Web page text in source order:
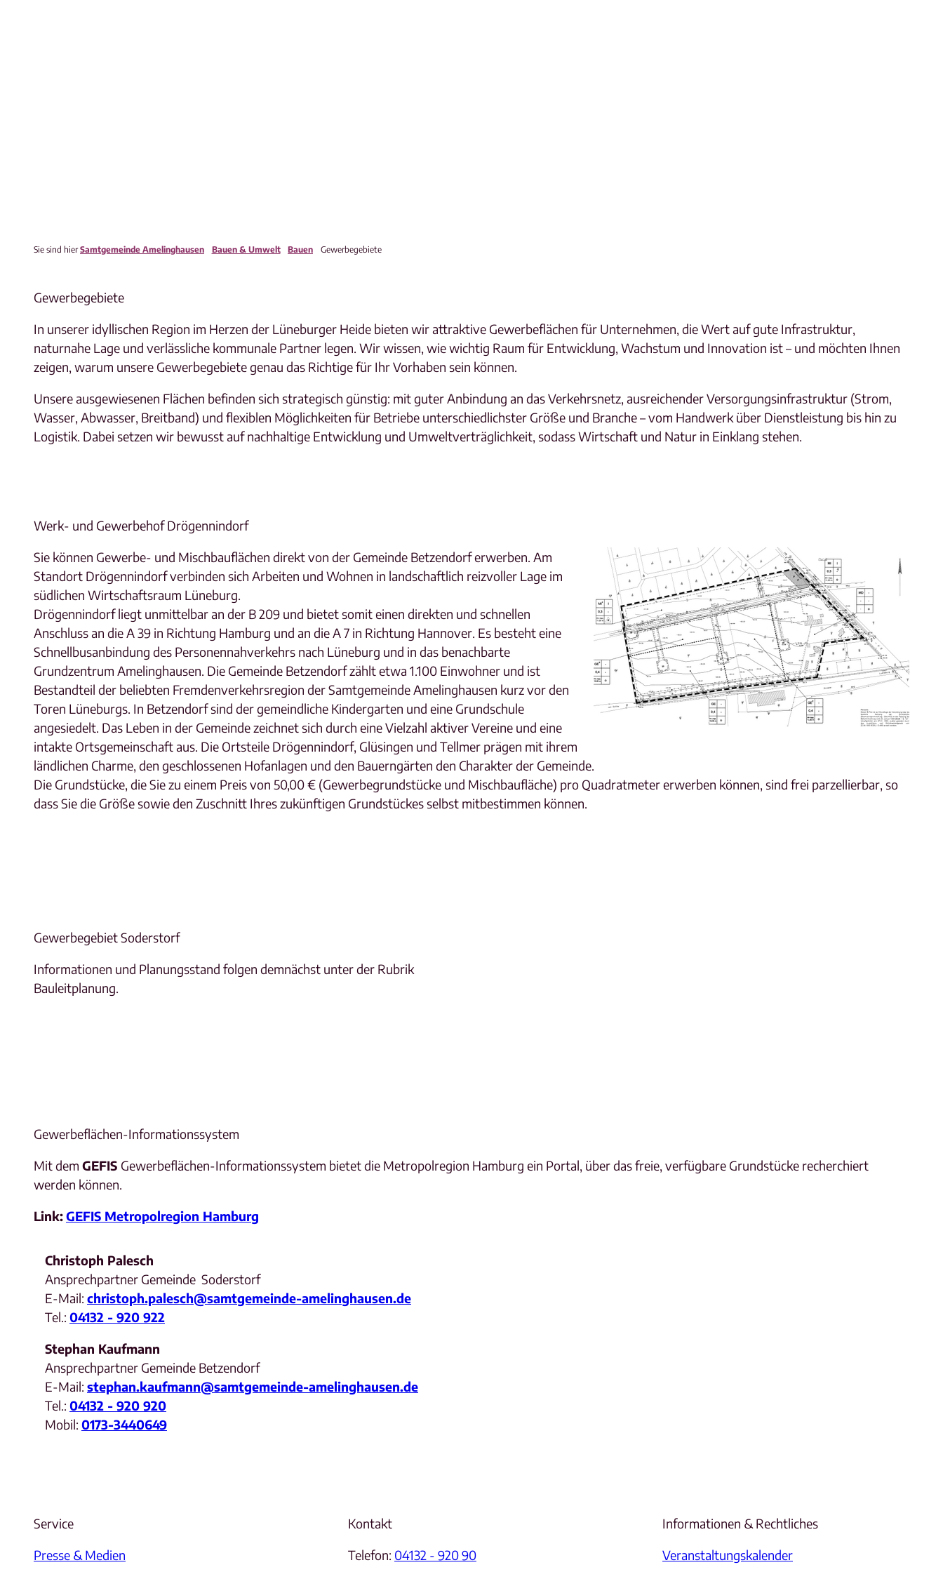
Sie sind hierSamtgemeinde Amelinghausen Bauen & Umwelt Bauen Gewerbegebiete
Gewerbegebiete
In unserer idyllischen Region im Herzen der Lüneburger Heide bieten wir attraktive Gewerbeflächen für Unternehmen, die Wert auf gute Infrastruktur,
naturnahe Lage und verlässliche kommunale Partner legen. Wir wissen, wie wichtig Raum für Entwicklung, Wachstum und Innovation ist – und möchten Ihnen
zeigen, warum unsere Gewerbegebiete genau das Richtige für Ihr Vorhaben sein können.
Unsere ausgewiesenen Flächen befinden sich strategisch günstig: mit guter Anbindung an das Verkehrsnetz, ausreichender Versorgungsinfrastruktur (Strom,
Wasser, Abwasser, Breitband) und flexiblen Möglichkeiten für Betriebe unterschiedlichster Größe und Branche – vom Handwerk über Dienstleistung bis hin zu
Logistik. Dabei setzen wir bewusst auf nachhaltige Entwicklung und Umweltverträglichkeit, sodass Wirtschaft und Natur in Einklang stehen.
Werk- und Gewerbehof Drögennindorf
Sie können Gewerbe- und Mischbauflächen direkt von der Gemeinde Betzendorf erwerben. Am
Standort Drögennindorf verbinden sich Arbeiten und Wohnen in landschaftlich reizvoller Lage im
südlichen Wirtschaftsraum Lüneburg.
Drögennindorf liegt unmittelbar an der B 209 und bietet somit einen direkten und schnellen
Anschluss an die A 39 in Richtung Hamburg und an die A 7 in Richtung Hannover. Es besteht eine
Schnellbusanbindung des Personennahverkehrs nach Lüneburg und in das benachbarte
Grundzentrum Amelinghausen. Die Gemeinde Betzendorf zählt etwa 1.100 Einwohner und ist
Bestandteil der beliebten Fremdenverkehrsregion der Samtgemeinde Amelinghausen kurz vor den
Toren Lüneburgs. In Betzendorf sind der gemeindliche Kindergarten und eine Grundschule
angesiedelt. Das Leben in der Gemeinde zeichnet sich durch eine Vielzahl aktiver Vereine und eine
intakte Ortsgemeinschaft aus. Die Ortsteile Drögennindorf, Glüsingen und Tellmer prägen mit ihrem
ländlichen Charme, den geschlossenen Hofanlagen und den Bauerngärten den Charakter der Gemeinde.
Die Grundstücke, die Sie zu einem Preis von 50,00 € (Gewerbegrundstücke und Mischbaufläche) pro Quadratmeter erwerben können, sind frei parzellierbar, so
dass Sie die Größe sowie den Zuschnitt Ihres zukünftigen Grundstückes selbst mitbestimmen können.
Gewerbegebiet Soderstorf
Informationen und Planungsstand folgen demnächst unter der Rubrik
Bauleitplanung.
Gewerbeflächen-Informationssystem
Mit dem GEFIS Gewerbeflächen-Informationssystem bietet die Metropolregion Hamburg ein Portal, über das freie, verfügbare Grundstücke recherchiert
werden können.
Link:GEFIS Metropolregion Hamburg
Christoph Palesch
Ansprechpartner Gemeinde Soderstorf
E-Mail: christoph.palesch@samtgemeinde-amelinghausen.de
Tel.: 04132 - 920 922
Stephan Kaufmann
Ansprechpartner Gemeinde Betzendorf
E-Mail: stephan.kaufmann@samtgemeinde-amelinghausen.de
Tel.: 04132 - 920 920
Mobil: 0173-3440649
Service
Presse & Medien
Kontakt
Telefon: 04132 - 920 90
Informationen & Rechtliches
Veranstaltungskalender